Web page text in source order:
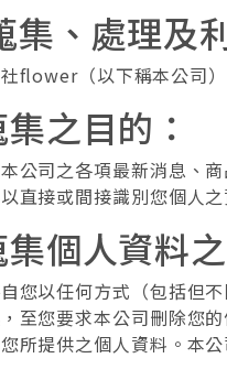
集、處理及
flower（以下稱本公司
之目的：
公司之各項最新消息、
直接或間接識別您個人之
個人資料
您以任何方式（包括但
至您要求本公司刪除您
所提供之個人資料。本